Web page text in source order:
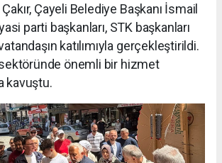
Çayeli Belediye Başkanı İsmail
parti başkanları, STK başkanları
katılımıyla gerçekleştirildi.
önemli bir hizmet
kavuştu.